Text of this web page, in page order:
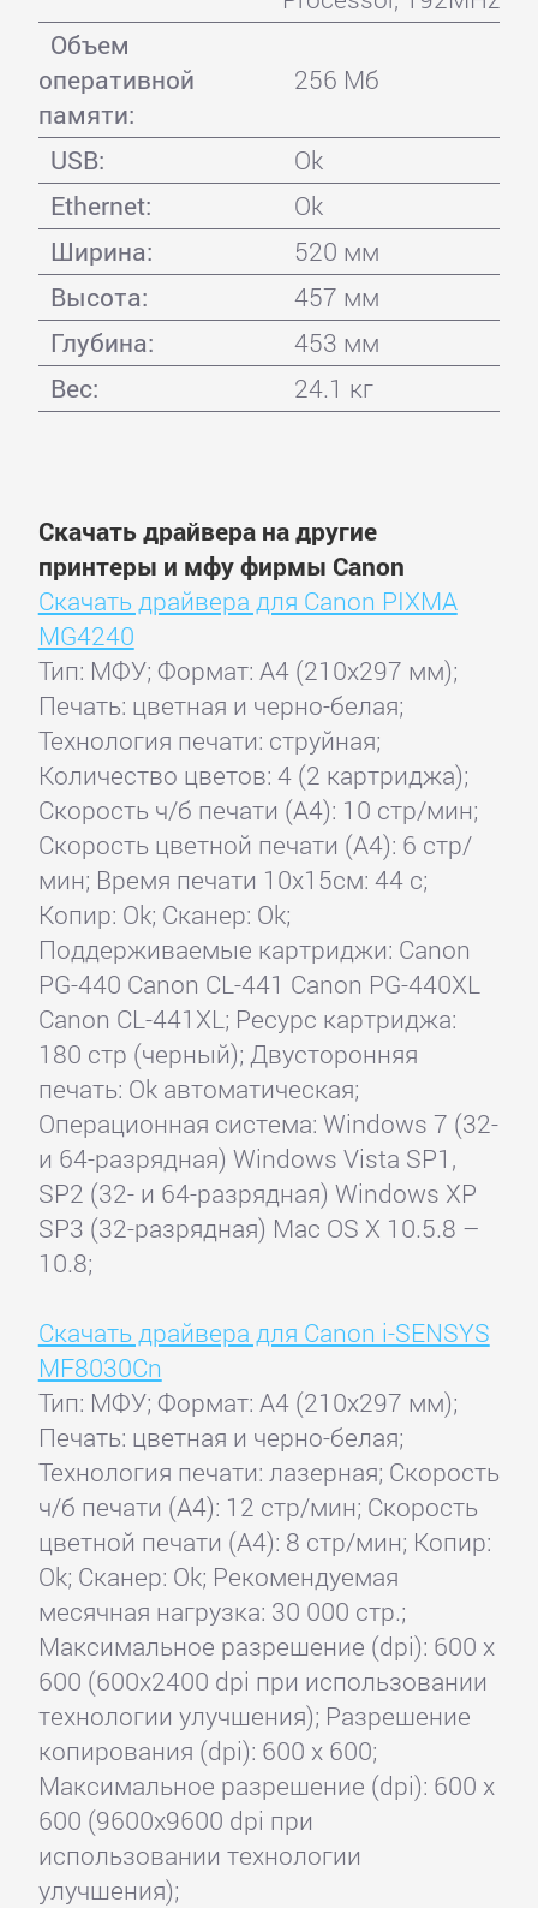
Объем
оперативной
памяти:
256 Мб
USB:
Ok
Ethernet:
Ok
Ширина:
520 мм
Высота:
457 мм
Глубина:
453 мм
Вес:
24.1 кг
Скачать драйвера на другие
принтеры и мфу фирмы Canon
Скачать драйвера для Canon PIXMA
MG4240
Тип: МФУ; Формат: A4 (210x297 мм);
Печать: цветная и черно-белая;
Технология печати: струйная;
Количество цветов: 4 (2 картриджа);
Скорость ч/б печати (А4): 10 стр/мин;
Скорость цветной печати (А4): 6 стр/
мин; Время печати 10x15см: 44 с;
Копир: Ok; Сканер: Ok;
Поддерживаемые картриджи: Canon
PG-440 Canon CL-441 Canon PG-440XL
Canon CL-441XL; Ресурс картриджа:
180 стр (черный); Двусторонняя
печать: Ok автоматическая;
Операционная система: Windows 7 (32-
и 64-разрядная) Windows Vista SP1,
SP2 (32- и 64-разрядная) Windows XP
SP3 (32-разрядная) Mac OS X 10.5.8 –
10.8;
Скачать драйвера для Canon i-SENSYS
MF8030Cn
Тип: МФУ; Формат: A4 (210x297 мм);
Печать: цветная и черно-белая;
Технология печати: лазерная; Скорость
ч/б печати (А4): 12 стр/мин; Скорость
цветной печати (А4): 8 стр/мин; Копир:
Ok; Сканер: Ok; Рекомендуемая
месячная нагрузка: 30 000 стр.;
Максимальное разрешение (dpi): 600 x
600 (600x2400 dpi при использовании
технологии улучшения); Разрешение
копирования (dpi): 600 x 600;
Максимальное разрешение (dpi): 600 x
600 (9600x9600 dpi при
использовании технологии
улучшения);